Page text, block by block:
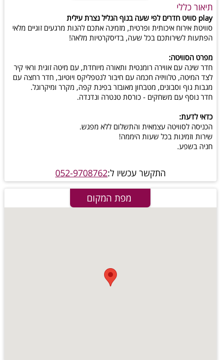
תיאור כללי
play סוויט חדרים לפי שעה בנוף הגליל נצרת עילית
סוויטת אירוח איכותית ופרטית, מזמינה אתכם להנות מרגעים זוגיים מלאי
הפתעות לשירותכם בכל שעה, בדיסקרטיות מלאה!
מפרט הסוויטה:
חדר שינה עם אווירה רומנטית ותאורה מיוחדת, עם מיטה זוגית וראי קיר
לצד המיטה, טלוויזיה חכמה עם חיבור לנטפליקס ויוטיוב, חדר רחצה עם
מגבות גוף וסבונים, מטבחון מאובזר בפינת קפה, מקרר ומיקרוגל.
חדר נוסף עם משחקים - כורסת טנטרה ונדנדה.
כדאי לדעת:
הכניסה לסוויטה עצמאית והתשלום ללא מפגש.
שירות וזמינות בכל שעות היממה!
חניה בשפע.
התקשר עכשיו ל:052-9708762
מפת המקום